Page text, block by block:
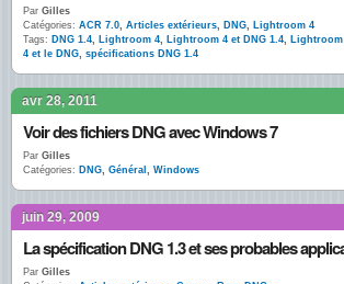
Par Gilles
Catégories: ACR 7.0, Articles extérieurs, DNG, Lightroom 4
Tags: DNG 1.4, Lightroom 4, Lightroom 4 et DNG 1.4, Lightroom
4 et le DNG, spécifications DNG 1.4
avr 28, 2011
Voir des fichiers DNG avec Windows 7
Par Gilles
Catégories: DNG, Général , Windows
juin 29, 2009
Par Gilles